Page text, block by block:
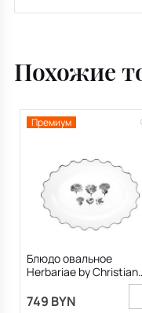
Похожие
Премиум
Блюдо овальное
Herbariae by Christian
749 BYN